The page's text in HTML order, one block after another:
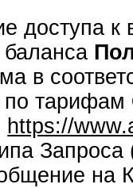
доступа
в
тарифам
https://
на